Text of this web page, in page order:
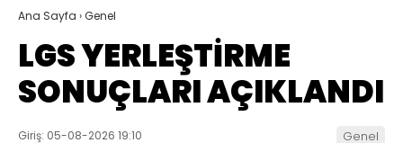
Ana Sayfa ›Genel
LGS YERLEŞTİRME
SONUÇLARI AÇIKLANDI
Giriş: 05-08-2026 19:10 Genel